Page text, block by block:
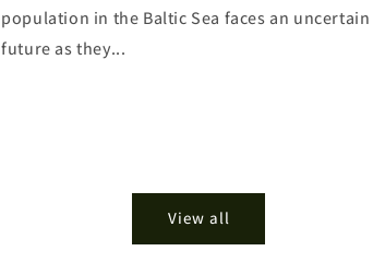
population in the Baltic Sea faces an uncertain
future as they...
View all